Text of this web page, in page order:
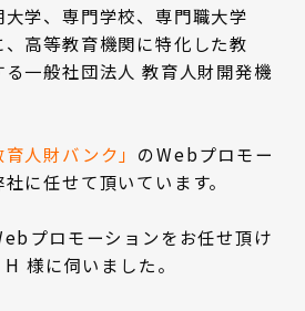
大学、専門学校、専門職大学
高等教育機関に特化した教
一般社団法人 教育人財開発機
育人財バンク」 のWebプロモー
に任せて頂いています。
プロモーションをお任せ頂け
様に伺いました。